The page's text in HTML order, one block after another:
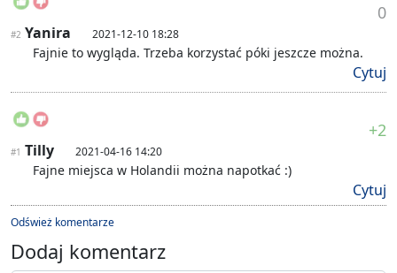
0
#2 Yanira 2021-12-10 18:28
Fajnie to wygląda. Trzeba korzystać póki jeszcze można.
Cytuj
+2
#1 Tilly 2021-04-16 14:20
Fajne miejsca w Holandii można napotkać :)
Cytuj
Odśwież komentarze
Dodaj komentarz